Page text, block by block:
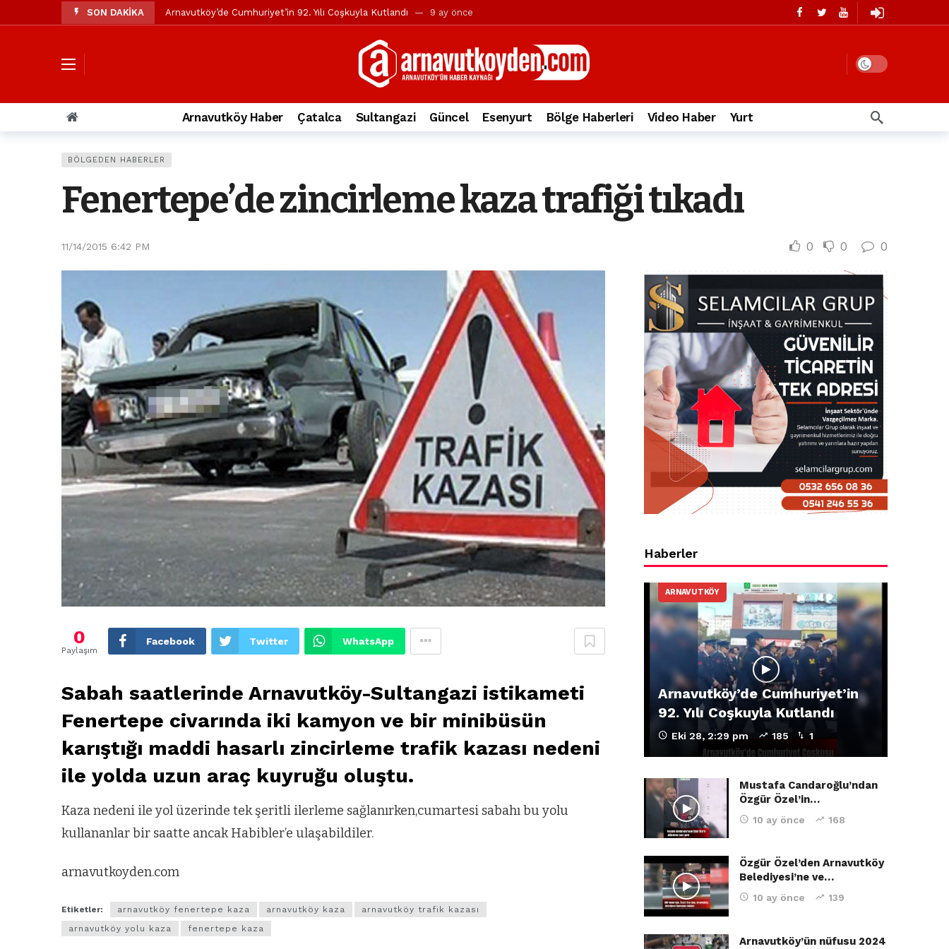
SON DAKİKA Arnavutköy’de Cumhuriyet’in 92. Yılı Coşkuyla Kutlandı 9 ay önce
Özgür Özel’den Arnavutköy Belediyesi’ne ve Mustafa Candaroğlu’na yönelik suçlamalar 10 ay önce
Arnavutköy’ün nüfusu 2024 yılında 344.868’e ulaştı 2 yıl önce
Arnavutköy Taşoluk’ta seyir halindeki otomobil alev alev yandı. 2 yıl önce
Arnavutköy İmrahor Mahallesi sakinleri protesto gösterisi düzenledi 2 yıl önce
Toprak kaydı: 3 hafriyat kamyonu birbirlerinin üzerine devrildi
İstanbul Havalimanı yolundaki kazada, taksideki yolcu öldü 3 yıl önce
Arnavutkoy Belediyesi’ne su baskını tepkisi 3 yıl önce
Arnavutköy Haber Çatalca Sultangazi Güncel Esenyurt Bölge Haberleri Video Haber Yurt
BÖLGEDEN HABERLER
Fenertepe’de zincirleme kaza trafiği tıkadı
11/14/2015 6:42 PM 0 0 0
0
Paylaşım
Facebook Twitter WhatsApp
Sabah saatlerinde Arnavutköy-Sultangazi istikameti
Fenertepe civarında iki kamyon ve bir minibüsün
karıştığı maddi hasarlı zincirleme trafik kazası nedeni
ile yolda uzun araç kuyruğu oluştu.
Kaza nedeni ile yol üzerinde tek şeritli ilerleme sağlanırken,cumartesi sabahı bu yolu
kullananlar bir saatte ancak Habibler’e ulaşabildiler.
arnavutkoyden.com
Etiketler: arnavutköy fenertepe kaza arnavutköy kaza
arnavutköy trafik kazası
arnavutköy yolu kaza
fenertepe kaza
Haberler
ARNAVUTKÖY
Arnavutköy’de Cumhuriyet’in
92. Yılı Coşkuyla Kutlandı
Eki 28, 2:29 pm 185 1
Mustafa Candaroğlu’ndan
Özgür Özel’in…
10 ay önce 168
Özgür Özel’den Arnavutköy
Belediyesi’ne ve…
10 ay önce 139
Arnavutköy’ün nüfusu 2024